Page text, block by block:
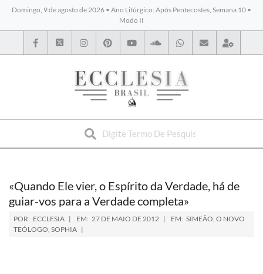
Domingo, 9 de agosto de 2026 • Ano Litúrgico: Após Pentecostes, Semana 10 •
Modo II
BYBLOS
«Quando Ele vier, o Espírito da Verdade, há de
guiar-vos para a Verdade completa»
POR: ECCLESIA EM: 27 DE MAIO DE 2012 EM: SIMEÃO, O NOVO
TEÓLOGO, SOPHIA